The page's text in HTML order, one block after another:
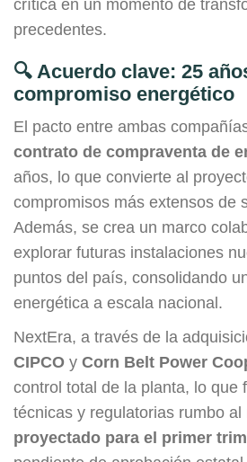
crítica en un momento de
precedentes.
🔍 Acuerdo clave: 25
compromiso energético
El pacto entre ambas
contrato de compraventa de
años, lo que convierte al
compromisos más extensos de
Además, se crea un marco
explorar futuras instalaciones
puntos del país, consolidando
energética a escala nacional.
NextEra, a través de la
CIPCO y Corn Belt Power
control total de la planta, lo que
técnicas y regulatorias rumbo al
proyectado para el primer